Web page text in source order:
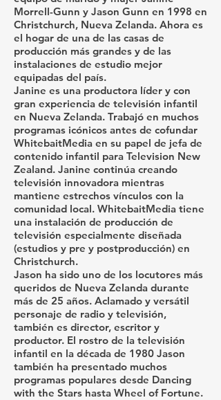
Morrell-Gunn y Jason Gunn en 1998 en
Christchurch, Nueva Zelanda. Ahora es
el hogar de una de las casas de
producción más grandes y de las
instalaciones de estudio mejor
equipadas del país.
Janine es una productora líder y con
gran experiencia de televisión infantil
en Nueva Zelanda. Trabajó en muchos
programas icónicos antes de cofundar
WhitebaitMedia en su papel de jefa de
contenido infantil para Television New
Zealand. Janine continúa creando
televisión innovadora mientras
mantiene estrechos vínculos con la
comunidad local. WhitebaitMedia tiene
una instalación de producción de
televisión especialmente diseñada
(estudios y pre y postproducción) en
Christchurch.
Jason ha sido uno de los locutores más
queridos de Nueva Zelanda durante
más de 25 años. Aclamado y versátil
personaje de radio y televisión,
también es director, escritor y
productor. El rostro de la televisión
infantil en la década de 1980 Jason
también ha presentado muchos
programas populares desde Dancing
with the Stars hasta Wheel of Fortune.